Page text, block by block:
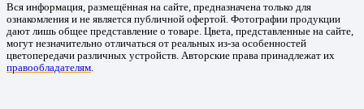
Вся информация, размещённая на сайте, предназначена только для
ознакомления и не является публичной офертой. Фотографии продукции
дают лишь общее представление о товаре. Цвета, представленные на сайте,
могут незначительно отличаться от реальных из-за особенностей
цветопередачи различных устройств. Авторские права принадлежат их
правообладателям